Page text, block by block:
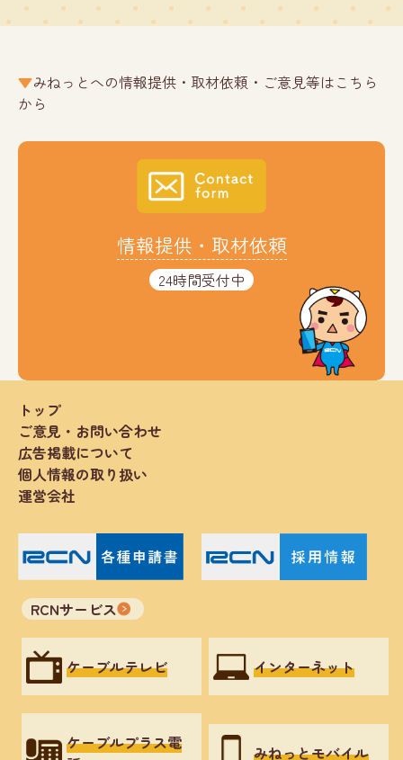
みねっとへの情報提供・取材依頼・ご意見等はこちら
から
情報提供・取材依頼
24時間受付中
トップ
ご意見・お問い合わせ
広告掲載について
個人情報の取り扱い
運営会社
RCNサービス
ケーブルテレビ インターネット
ケーブルプラス電
みねっとモバイル